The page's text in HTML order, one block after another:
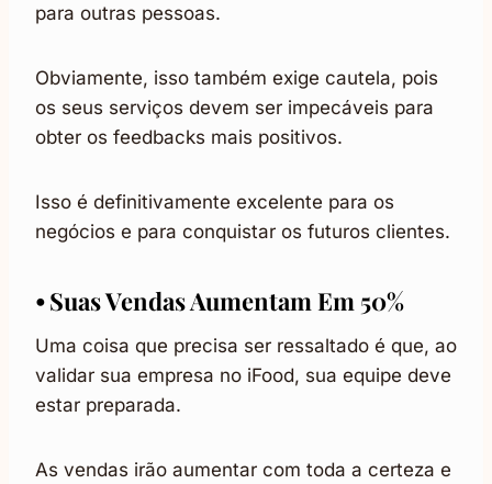
para outras pessoas.
Obviamente, isso também exige cautela, pois
os seus serviços devem ser impecáveis para
obter os feedbacks mais positivos.
Isso é definitivamente excelente para os
negócios e para conquistar os futuros clientes.
⦁ Suas Vendas Aumentam Em 50%
Uma coisa que precisa ser ressaltado é que, ao
validar sua empresa no iFood, sua equipe deve
estar preparada.
As vendas irão aumentar com toda a certeza e